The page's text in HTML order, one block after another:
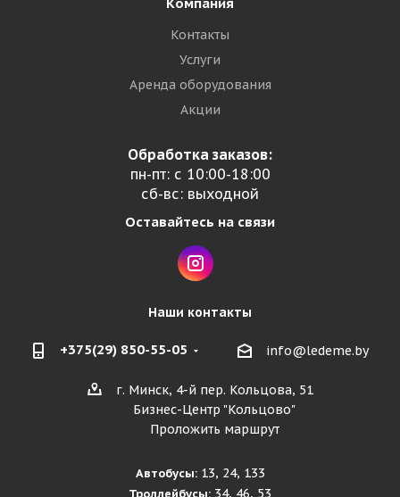
Контакты
Услуги
Аренда оборудования
Акции
Обработка заказов:
пн-пт: с 10:00-18:00
сб-вс: выходной
Оставайтесь на связи
Наши контакты
+375(29) 850-55-05 info@ledeme.by
г. Минск, 4-й пер. Кольцова, 51
Бизнес-Центр "Кольцово"
Проложить маршрут
Автобусы:13, 24, 133
34, 46, 53